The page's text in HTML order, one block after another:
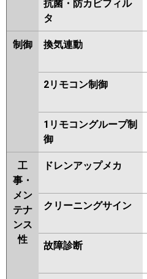
抗菌・防カビフィル
タ
制御 換気連動
2リモコン制御
1リモコングループ制
御
工
事・
メン
テナ
ンス
性
ドレンアップメカ
クリーニングサイン
故障診断